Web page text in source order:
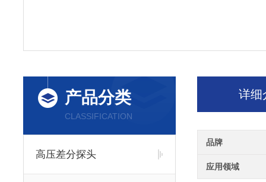
产品分类
CLASSIFICATION
高压差分探头
详细
品牌
应用领域